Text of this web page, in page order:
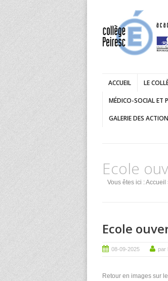
ACCUEIL LE
MÉDICO-SOCIAL ET
GALERIE DES
Ecole
Vous êtes ici :Accueil
Ecole
08-09-2025 par
Retour en images sur